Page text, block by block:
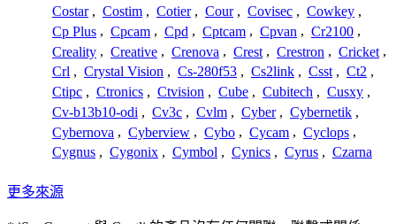
Costar , Costim , Cotier , Cour , Covisec , Cowkey ,
Cp Plus , Cpcam , Cpd , Cptcam , Cpvan , Cr2100 ,
Creality , Creative , Crenova , Crest , Crestron , Cricket ,
Crl , Crystal Vision , Cs-280f53 , Cs2link , Csst , Ct2 ,
Ctipc , Ctronics , Ctvision , Cube , Cubitech , Cusxy ,
Cv-b13b10-odi , Cv3c , Cvlm , Cyber , Cybernetik ,
Cybernova , Cyberview , Cybo , Cycam , Cyclops ,
Cygnus , Cygonix , Cymbol , Cynics , Cyrus , Czarna
更多來源